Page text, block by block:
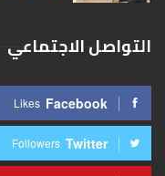
التواصل الاجتماعي
Facebook
Likes
Twitter
Followers